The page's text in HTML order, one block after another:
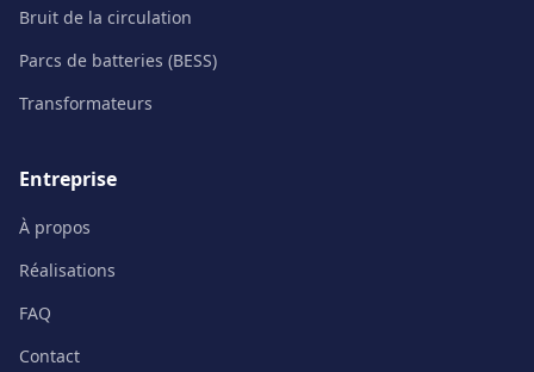
Bruit de la circulation
Parcs de batteries (BESS)
Transformateurs
Entreprise
À propos
Réalisations
FAQ
Contact